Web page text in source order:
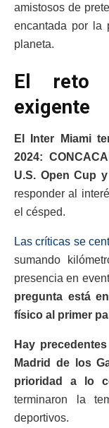
amistosos de
encantada por la
planeta.
El reto
exigente
El Inter Miami
2024:
U.S. Open Cup
responder al
el césped.
Las críticas se
sumando
presencia en
pregunta está
físico al primer
Hay
Madrid de los
prioridad a lo
terminaron la
deportivos.